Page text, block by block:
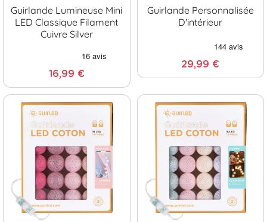
Guirlande Lumineuse Mini
LED Classique Filament
Cuivre Silver
16,99 €
Guirlande Personnalisée
D'intérieur
29,99 €